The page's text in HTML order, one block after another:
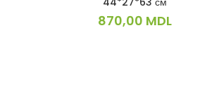
870,00 MDL